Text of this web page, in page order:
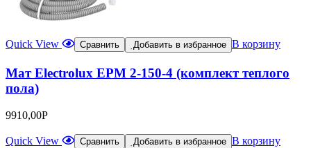
Quick View Сравнить Добавить в избранное В корзину
Мат Electrolux EPM 2-150-4 (комплект теплого
пола)
9910,00Р
Quick View Сравнить Добавить в избранное В корзину